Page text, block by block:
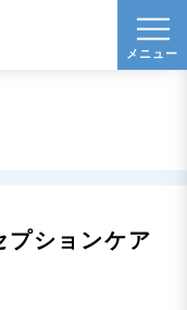
t
o
メニュー
プションケア